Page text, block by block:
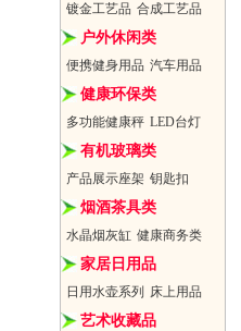
镀金工艺品 合成工艺品
户外休闲类
便携健身用品 汽车用品
健康环保类
多功能健康秤 LED台灯
有机玻璃类
产品展示座架 钥匙扣
烟酒茶具类
水晶烟灰缸 健康商务类
家居日用品
日用水壶系列 床上用品
艺术收藏品